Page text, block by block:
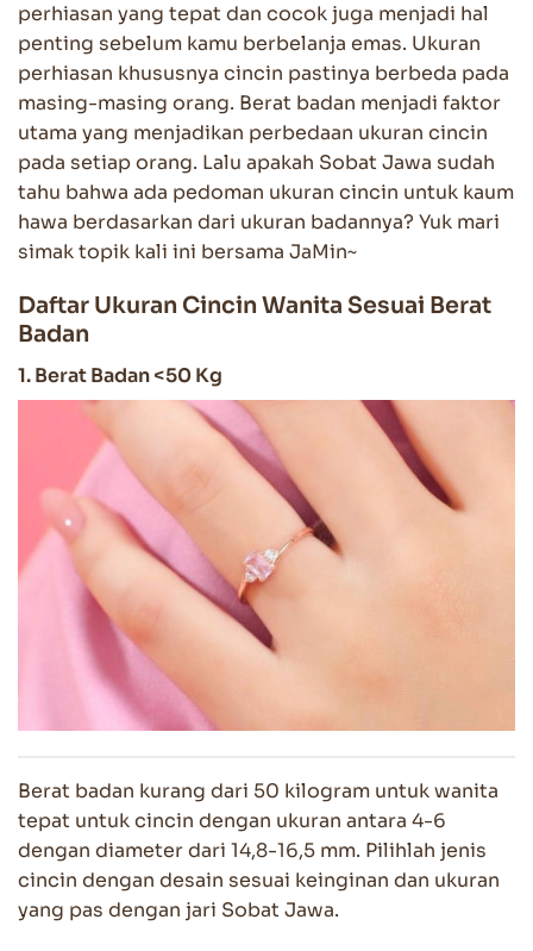
perhiasan yang tepat dan cocok juga menjadi hal
penting sebelum kamu berbelanja emas. Ukuran
perhiasan khususnya cincin pastinya berbeda pada
masing-masing orang. Berat badan menjadi faktor
utama yang menjadikan perbedaan ukuran cincin
pada setiap orang. Lalu apakah Sobat Jawa sudah
tahu bahwa ada pedoman ukuran cincin untuk kaum
hawa berdasarkan dari ukuran badannya? Yuk mari
simak topik kali ini bersama JaMin~
Daftar Ukuran Cincin Wanita Sesuai Berat
Badan
1. Berat Badan <50 Kg
Berat badan kurang dari 50 kilogram untuk wanita
tepat untuk cincin dengan ukuran antara 4-6
dengan diameter dari 14,8-16,5 mm. Pilihlah jenis
cincin dengan desain sesuai keinginan dan ukuran
yang pas dengan jari Sobat Jawa.